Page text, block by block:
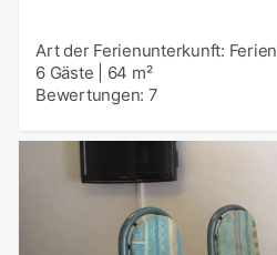
Art der Ferienunterkunft:
6 Gäste
64 m²
Bewertungen: 7